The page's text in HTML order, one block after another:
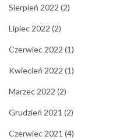
Sierpień 2022 (2)
Lipiec 2022 (2)
Czerwiec 2022 (1)
Kwiecień 2022 (1)
Marzec 2022 (2)
Grudzień 2021 (2)
Czerwiec 2021 (4)